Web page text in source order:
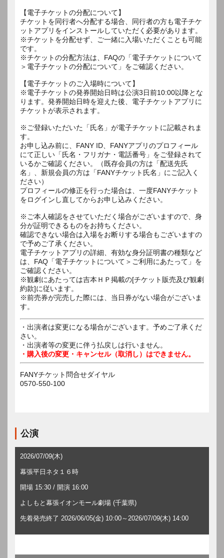
【電子チケットの分配について】
チケットを同行者へ分配する場合、同行者の方も電子チケ
ットアプリをインストールしていただく必要があります。
※チケットを分配せず、ご一緒に入場いただくことも可能
です。
※チケットの分配方法は、FAQの「電子チケットについて
＞電子チケットの分配について」をご確認ください。
【電子チケットのご入場時について】
※電子チケットの発券開始日時は公演3日前10:00以降とな
ります。発券開始日時を迎えた後、電子チケットアプリに
チケットが表示されます。
※ご登録いただいた「氏名」が電子チケットに記載されま
す。
お申し込み前に、FANY ID、FANYアプリのプロフィール
にて正しい「氏名・フリガナ・電話番号」をご登録されて
いるかご確認ください。（既存会員の方は「配送先氏
名」、新規会員の方は「FANYチケット氏名」にご記入く
ださい）
プロフィールの修正を行った場合は、一度FANYチケット
をログインし直してからお申し込みください。
※ご本人確認をさせていただく場合がございますので、身
分が証明できるものをお持ちください。
確認できない場合は入場をお断りする場合もございますの
で予めご了承ください。
電子チケットアプリの詳細、有効な身分証明書の種類など
は、FAQ「電子チケットについて＞ご利用にあたって」を
ご確認ください。
※観劇にあたっては吉本ＨＰ掲載の[チケット販売及び観劇
約款]に従います。
※前売券が完売した際には、当日券がない場合がございま
す。
・出演者は変更になる場合がございます。予めご了承くだ
さい。
・出演者等の変更に伴う払戻しは行いません。
・購入後の変更・キャンセル（取消し）はできません。
FANYチケット問合せダイヤル
0570-550-100
公演
2026/07/09(木)
幕張平日ネタ１６時
開場 15:30 / 開演 16:00
よしもと幕張イオンモール劇場 (千葉県)
先着発売終了 2026/06/05(金) 10:00～2026/07/09(木) 14:00